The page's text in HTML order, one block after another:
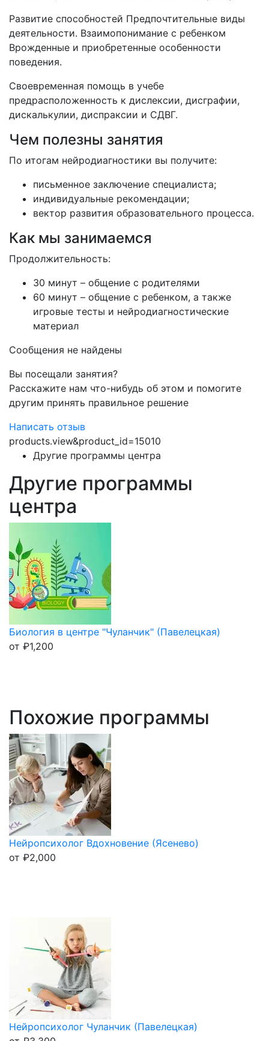
Развитие способностей Предпочтительные виды
деятельности. Взаимопонимание с ребенком
Врожденные и приобретенные особенности
поведения.
Своевременная помощь в учебе
предрасположенность к дислексии, дисграфии,
дискалькулии, диспраксии и СДВГ.
Чем полезны занятия
По итогам нейродиагностики вы получите:
письменное заключение специалиста;
индивидуальные рекомендации;
вектор развития образовательного процесса.
Как мы занимаемся
Продолжительность:
30 минут – общение с родителями
60 минут – общение с ребенком, а также
игровые тесты и нейродиагностические
материал
Сообщения не найдены
Вы посещали занятия?
Расскажите нам что-нибудь об этом и помогите
другим принять правильное решение
Написать отзыв
products.view&product_id=15010
Другие программы центра
Другие программы
центра
Биология в центре "Чуланчик" (Павелецкая)
от ₽1,200
Похожие программы
Нейропсихолог Вдохновение (Ясенево)
от ₽2,000
Нейропсихолог Чуланчик (Павелецкая)